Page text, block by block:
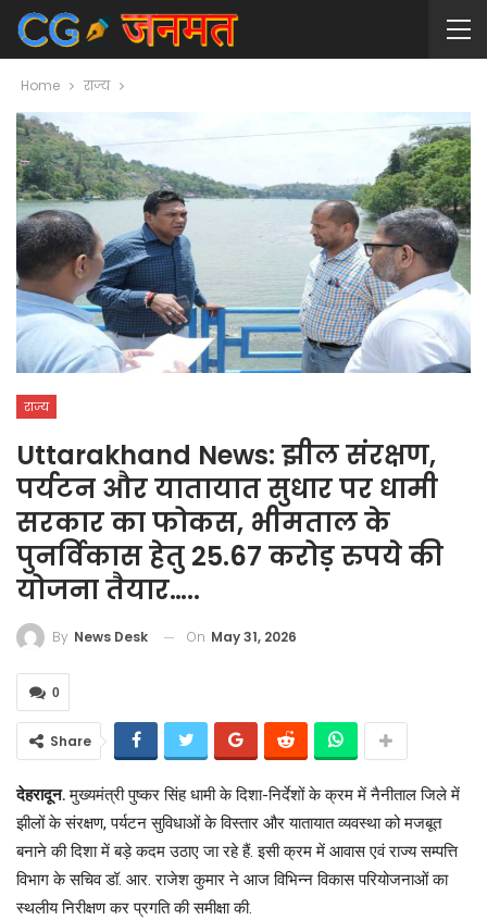
Home राज्य
राज्य
Uttarakhand News: झील संरक्षण,
पर्यटन और यातायात सुधार पर धामी
सरकार का फोकस, भीमताल के
पुनर्विकास हेतु 25.67 करोड़ रुपये की
योजना तैयार…..
By News Desk On May 31, 2026
0
Share
देहरादून.मुख्यमंत्री पुष्कर सिंह धामी के दिशा-निर्देशों के क्रम में नैनीताल जिले में
झीलों के संरक्षण, पर्यटन सुविधाओं के विस्तार और यातायात व्यवस्था को मजबूत
बनाने की दिशा में बड़े कदम उठाए जा रहे हैं. इसी क्रम में आवास एवं राज्य सम्पत्ति
विभाग के सचिव डॉ. आर. राजेश कुमार ने आज विभिन्न विकास परियोजनाओं का
स्थलीय निरीक्षण कर प्रगति की समीक्षा की.